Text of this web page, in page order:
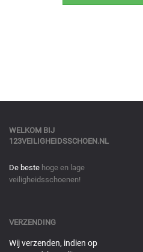
WELKOM BIJ
123VEILIGHEIDSSCHOEN.NL
De beste hoge en lage
veiligheidsschoenen!
VERZENDING
Wij verzenden, indien op